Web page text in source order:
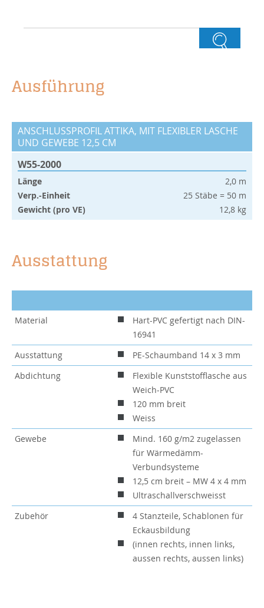
Ausführung
ANSCHLUSSPROFIL ATTIKA, MIT FLEXIBLER LASCHE
UND GEWEBE 12,5 CM
W55-2000
Länge
2,0 m
Verp.-Einheit
25 Stäbe = 50 m
Gewicht (pro VE)
12,8 kg
Ausstattung
Material
Hart-PVC gefertigt nach DIN-
16941
Ausstattung
PE-Schaumband 14 x 3 mm
Abdichtung
Flexible Kunststofflasche aus
Weich-PVC
120 mm breit
Weiss
Gewebe
Mind. 160 g/m2 zugelassen
für Wärmedämm-
Verbundsysteme
12,5 cm breit – MW 4 x 4 mm
Ultraschallverschweisst
Zubehör
4 Stanzteile, Schablonen für
Eckausbildung
(innen rechts, innen links,
aussen rechts, aussen links)